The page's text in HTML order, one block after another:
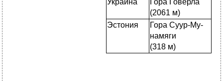
Украина
Гора Говерла
(2061 м)
Эстония
Гора Суур-Му-
намяги
(318 м)